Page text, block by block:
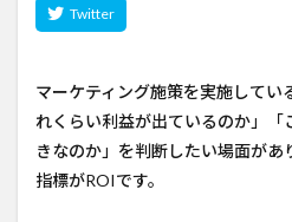
マーケティング施策を実施してい
れくらい利益が出ているのか」「
きなのか」を判断したい場面があ
指標がROIです。